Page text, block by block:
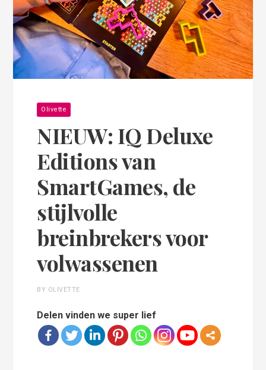
Olivette
NIEUW: IQ Deluxe
Editions van
SmartGames, de
stijlvolle
breinbrekers voor
volwassenen
BY OLIVETTE
Delen vinden we super lief